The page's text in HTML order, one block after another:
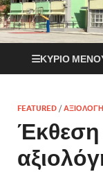
ΚΎΡΙΟ
FEATURED /
Έκθεση